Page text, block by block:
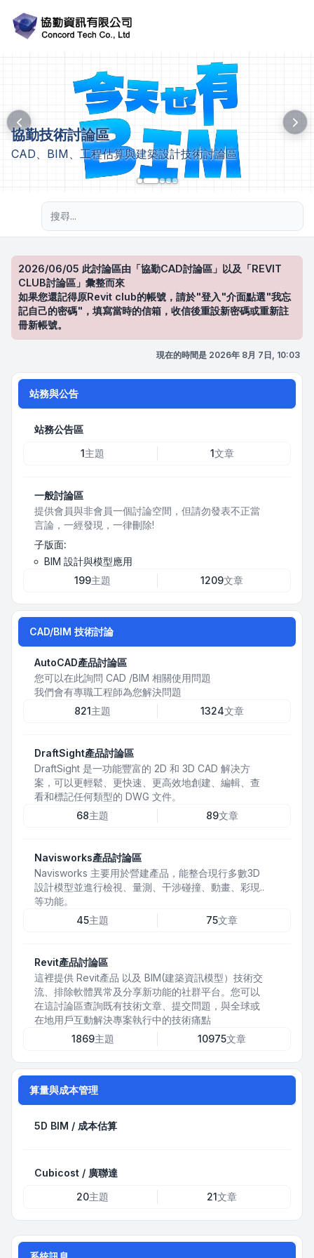
協勤技術討論區
CAD、BIM、工程估算與建築設計技術討論區
2026/06/05 此討論區由「協勤CAD討論區」以及「REVIT
CLUB討論區」彙整而來
如果您還記得原Revit club的帳號，請於"登入"介面點選"我忘
記自己的密碼"，填寫當時的信箱，收信後重設新密碼或重新註
冊新帳號。
現在的時間是 2026年 8月 7日, 10:03
站務與公告
站務公告區
1主題 1文章
一般討論區
提供會員與非會員一個討論空間，但請勿發表不正當
言論，一經發現，一律刪除!
子版面:
BIM 設計與模型應用
199主題 1209文章
CAD/BIM 技術討論
AutoCAD產品討論區
您可以在此詢問 CAD /BIM 相關使用問題
我們會有專職工程師為您解決問題
821主題 1324文章
DraftSight產品討論區
DraftSight 是一功能豐富的 2D 和 3D CAD 解决方
案，可以更輕鬆、更快速、更高效地創建、編輯、查
看和標記任何類型的 DWG 文件。
68主題 89文章
Navisworks產品討論區
Navisworks 主要用於營建產品，能整合現行多數3D
設計模型並進行檢視、量測、干涉碰撞、動畫、彩現..
等功能。
45主題 75文章
Revit產品討論區
這裡提供 Revit產品 以及 BIM(建築資訊模型）技術交
流、排除軟體異常及分享新功能的社群平台。您可以
在這討論區查詢既有技術文章、提交問題，與全球或
在地用戶互動解決專案執行中的技術痛點
1869主題 10975文章
算量與成本管理
5D BIM / 成本估算
Cubicost / 廣聯達
20主題 21文章